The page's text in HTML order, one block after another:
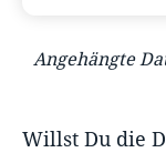
Angehängte
Willst Du die